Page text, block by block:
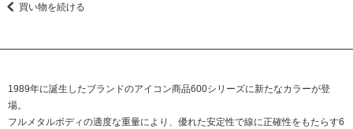
買い物を続ける
1989年に誕生したブランドのアイコン商品600シリーズに新たなカラーが登
場。
フルメタルボディの適度な重量により、優れた安定性で線に正確性をもたらす6